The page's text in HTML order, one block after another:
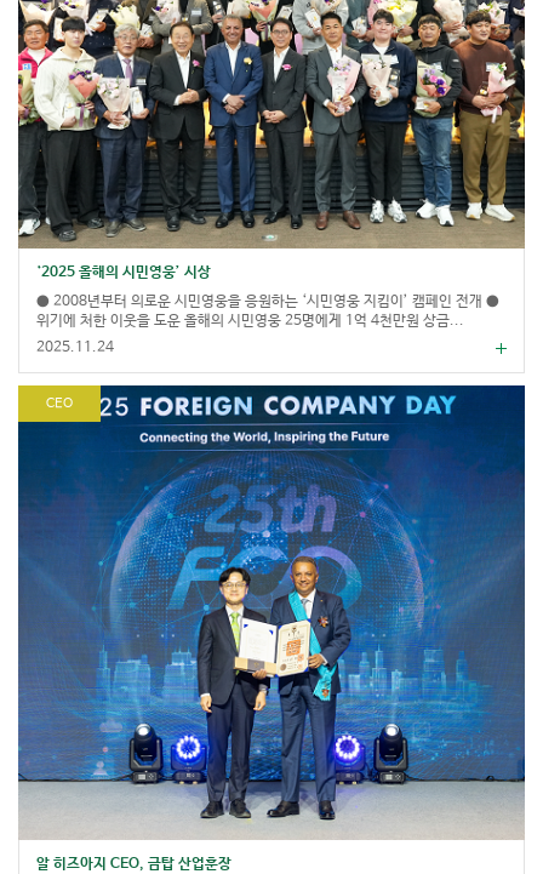
‘2025 올해의 시민영웅’ 시상
● 2008년부터 의로운 시민영웅을 응원하는 ‘시민영웅 지킴이’ 캠페인 전개 ●
위기에 처한 이웃을 도운 올해의 시민영웅 25명에게 1억 4천만원 상금...
2025.11.24
CEO
알 히즈아지 CEO, 금탑 산업훈장